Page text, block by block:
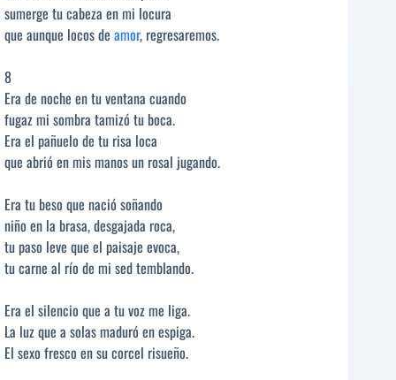
sumerge tu cabeza en mi locura
que aunque locos de amor, regresaremos.
8
Era de noche en tu ventana cuando
fugaz mi sombra tamizó tu boca.
Era el pañuelo de tu risa loca
que abrió en mis manos un rosal jugando.
Era tu beso que nació soñando
niño en la brasa, desgajada roca,
tu paso leve que el paisaje evoca,
tu carne al río de mi sed temblando.
Era el silencio que a tu voz me liga.
La luz que a solas maduró en espiga.
El sexo fresco en su corcel risueño.